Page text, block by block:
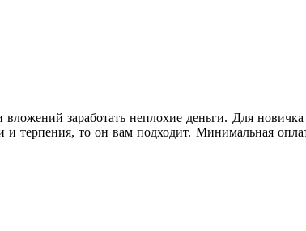
заработать неплохие деньги. Для
и терпения, то он вам подходит. Минимальная